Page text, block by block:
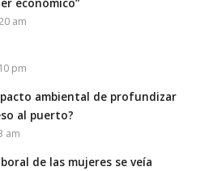
am
pm
ambiental de profundizar
al puerto?
am
de las mujeres se veía